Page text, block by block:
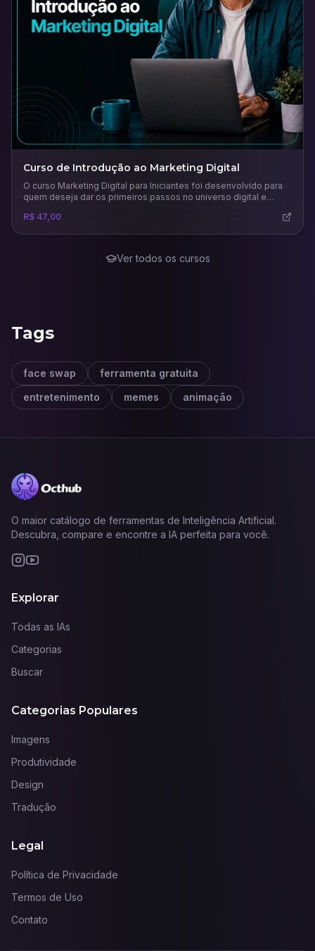
Curso de Introdução ao Marketing Digital
O curso Marketing Digital para Iniciantes foi desenvolvido para
quem deseja dar os primeiros passos no universo digital e
negócios e carreiras. Ao longo das aulas, o participante
campanhas eficazes.
R$ 47,00
Ver todos os cursos
Tags
face swap
ferramenta gratuita
entretenimento
memes animação
O maior catálogo de ferramentas de Inteligência Artificial.
Descubra, compare e encontre a IA perfeita para você.
Explorar
Todas as IAs
Categorias
Buscar
Categorias Populares
Imagens
Produtividade
Design
Tradução
Legal
Política de Privacidade
Termos de Uso
Contato